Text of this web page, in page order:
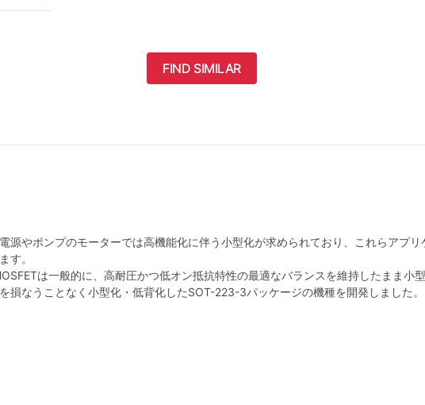
FIND SIMILAR
源やポンプのモーターでは高機能化に伴う小型化が求められており、これらアプ
す。
は一般的に、高耐圧かつ低オン抵抗特性の最適なバランスを維持したまま小
損なうことなく小型化・低背化したSOT-223-3パッケージの機種を開発しました。